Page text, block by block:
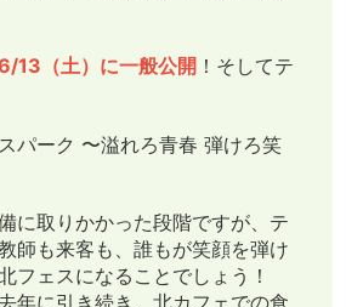
13（土）に一般公開 ！そしてテ
パーク 〜溢れろ青春 弾けろ笑
に取りかかった段階ですが、テ
師も来客も、誰もが笑顔を弾け
フェスになることでしょう！